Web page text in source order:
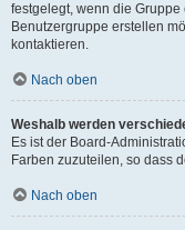
festgelegt, wenn die
Benutzergruppe erstellen
kontaktieren.
Nach oben
Weshalb werden
Es ist der Board-
Farben zuzuteilen, so dass
Nach oben